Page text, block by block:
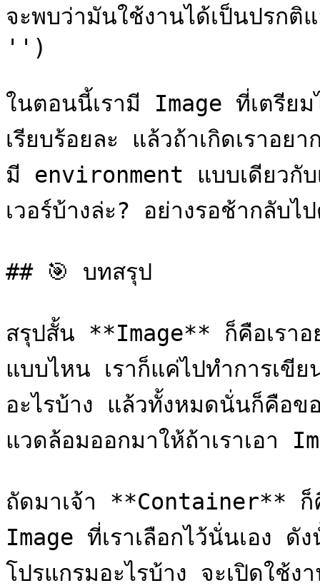
จะพบว่ามันใช้งานได้เป็นปร
'')
ในตอนนี้เรามี Image ที่เตรีย
เรียบร้อยละ แล้วถ้าเกิดเราอย
มี environment แบบเดียวกับ
เวอร์บ้างล่ะ? อย่างรอช้ากลับไ
## 🎯 บทสรุป
สรุปสั้น **Image** ก็คือเราอ
แบบไหน เราก็แค่ไปทำการเขี
อะไรบ้าง แล้วทั้งหมดนั่นก็คือข
แวดล้อมออกมาให้ถ้าเราเอา
ถัดมาเจ้า **Container** ก็
Image ที่เราเลือกไว้นั่นเอง ดั
โปรแกรมอะไรบ้าง จะเปิดใช้